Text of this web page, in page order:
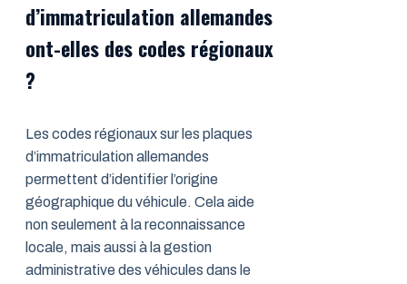
d’immatriculation allemandes
ont-elles des codes régionaux
?
Les codes régionaux sur les plaques
d’immatriculation allemandes
permettent d’identifier l’origine
géographique du véhicule. Cela aide
non seulement à la reconnaissance
locale, mais aussi à la gestion
administrative des véhicules dans le